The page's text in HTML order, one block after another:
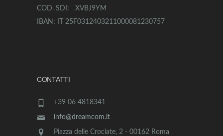
COD. SDI: XVBJ9YM
IBAN: IT 25F0312403211000081230757
CONTATTI
+39 06 4818341
info@dreamcom.it
Piazza delle Crociate, 2 - 00162 Roma